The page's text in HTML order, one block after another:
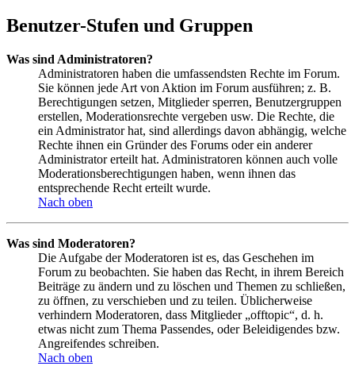
Benutzer-Stufen und Gruppen
Was sind Administratoren?
Administratoren haben die umfassendsten Rechte im Forum.
Sie können jede Art von Aktion im Forum ausführen; z. B.
Berechtigungen setzen, Mitglieder sperren, Benutzergruppen
erstellen, Moderationsrechte vergeben usw. Die Rechte, die
ein Administrator hat, sind allerdings davon abhängig, welche
Rechte ihnen ein Gründer des Forums oder ein anderer
Administrator erteilt hat. Administratoren können auch volle
Moderationsberechtigungen haben, wenn ihnen das
entsprechende Recht erteilt wurde.
Nach oben
Was sind Moderatoren?
Die Aufgabe der Moderatoren ist es, das Geschehen im
Forum zu beobachten. Sie haben das Recht, in ihrem Bereich
Beiträge zu ändern und zu löschen und Themen zu schließen,
zu öffnen, zu verschieben und zu teilen. Üblicherweise
verhindern Moderatoren, dass Mitglieder „offtopic“, d. h.
etwas nicht zum Thema Passendes, oder Beleidigendes bzw.
Angreifendes schreiben.
Nach oben